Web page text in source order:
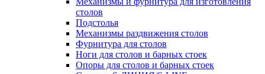
столов
Подстолья
Механизмы раздвижения столов
Фурнитура для столов
Ноги для столов и барных стоек
Опоры для столов и барных стоек